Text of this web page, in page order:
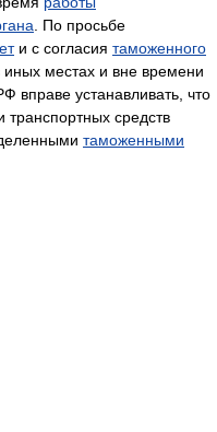
. По просьбе
и с согласия таможенного
иных местах и вне времени
вправе устанавливать, что
транспортных средств
таможенными